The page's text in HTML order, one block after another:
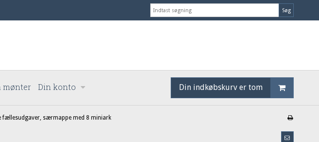
Søg
mønter Din konto Din indkøbskurv er tom
fællesudgaver, særmappe med 8 miniark